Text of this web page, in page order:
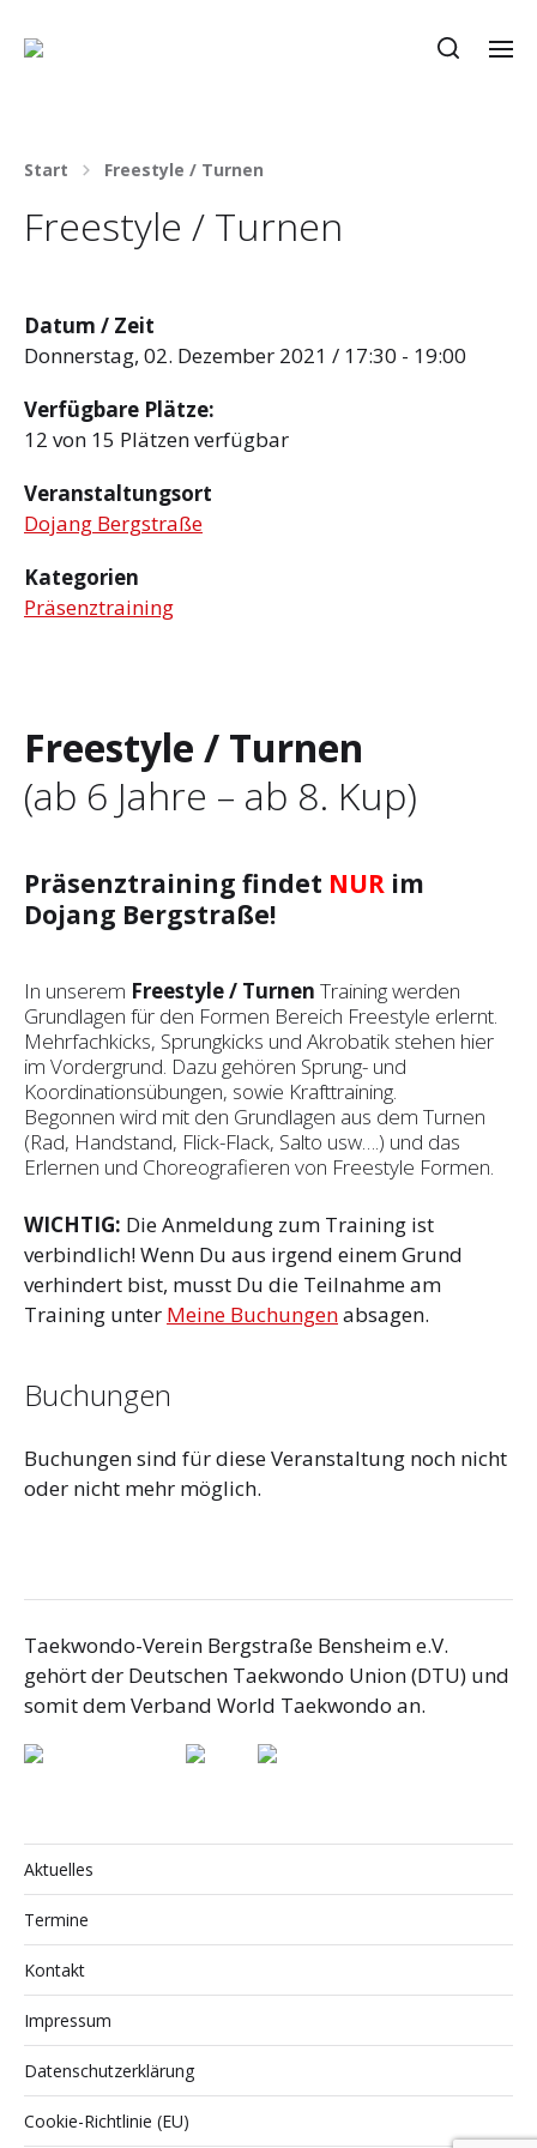
Start Freestyle / Turnen
Freestyle / Turnen
Datum / Zeit
Donnerstag, 02. Dezember 2021 / 17:30 - 19:00
Verfügbare Plätze:
12 von 15 Plätzen verfügbar
Veranstaltungsort
Dojang Bergstraße
Kategorien
Präsenztraining
Freestyle / Turnen
(ab 6 Jahre – ab 8. Kup)
Präsenztraining findet NUR im
Dojang Bergstraße!
In unserem Freestyle / Turnen Training werden
Grundlagen für den Formen Bereich Freestyle erlernt.
Mehrfachkicks, Sprungkicks und Akrobatik stehen hier
im Vordergrund. Dazu gehören Sprung- und
Koordinationsübungen, sowie Krafttraining.
Begonnen wird mit den Grundlagen aus dem Turnen
(Rad, Handstand, Flick-Flack, Salto usw….) und das
Erlernen und Choreografieren von Freestyle Formen.
WICHTIG: Die Anmeldung zum Training ist
verbindlich! Wenn Du aus irgend einem Grund
verhindert bist, musst Du die Teilnahme am
Training unter Meine Buchungenabsagen.
Buchungen
Buchungen sind für diese Veranstaltung noch nicht
oder nicht mehr möglich.
Taekwondo-Verein Bergstraße Bensheim e.V.
gehört der Deutschen Taekwondo Union (DTU) und
somit dem Verband World Taekwondo an.
Aktuelles
Termine
Kontakt
Impressum
Datenschutzerklärung
Cookie-Richtlinie (EU)